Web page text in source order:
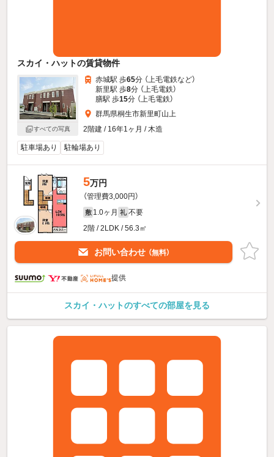
スカイ・ハットの賃貸物件
すべての写真
赤城駅 歩65分 （上毛電鉄など）
新里駅 歩8分 （上毛電鉄）
膳駅 歩15分 （上毛電鉄）
群馬県桐生市新里町山上
2階建 / 16年1ヶ月 / 木造
駐車場あり 駐輪場あり
5万円
（管理費3,000円）
敷 1.0ヶ月 礼 不要
2階 / 2LDK / 56.3㎡
お問い合わせ （無料）
提供
スカイ・ハットのすべての部屋を見る